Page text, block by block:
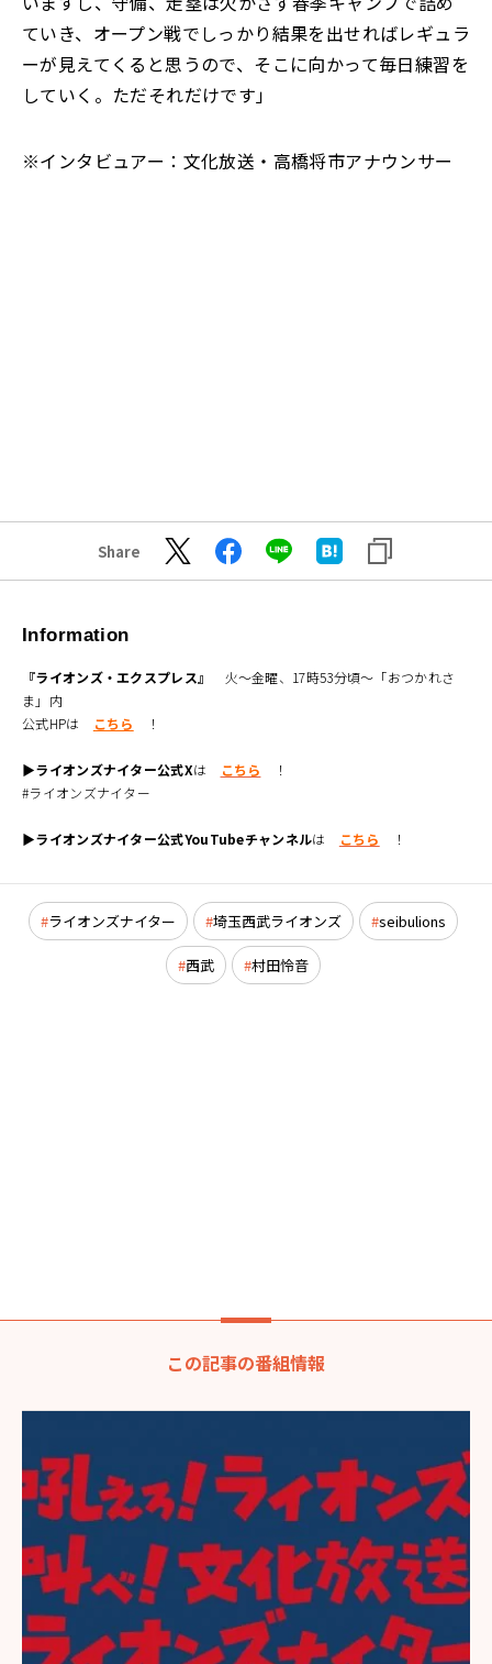
ていき、 オープン戦でしっかり結果を出せればレギュラ
ーが見えて くると思うので、そこに向かって毎日練習を
していく。 ただそれだけです」
※インタビュアー：文化放送・高橋将市アナウンサー
Share
Information
『ライオンズ・エクスプレス』
火～金曜、17時53分頃～「おつかれさ
ま」内
公式HPは
こちら ！
▶ライオンズナイター公式Xは こちら ！
#ライオンズナイター
▶ライオンズナイター公式YouTubeチャンネルは こちら ！
ライオンズナイター 埼玉西武ライオンズ seibulions
西武 村田怜音
この記事の番組情報